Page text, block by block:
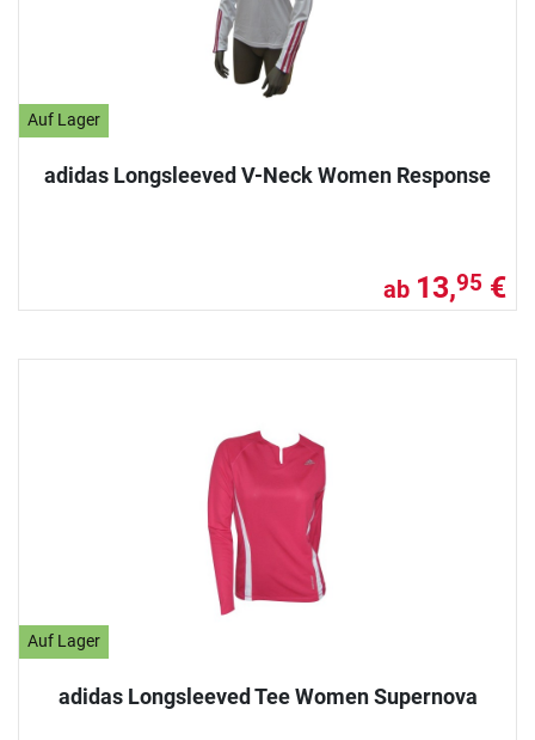
Auf Lager
adidas Longsleeved V-Neck Women Response
ab 13,95 €
Auf Lager
adidas Longsleeved Tee Women Supernova